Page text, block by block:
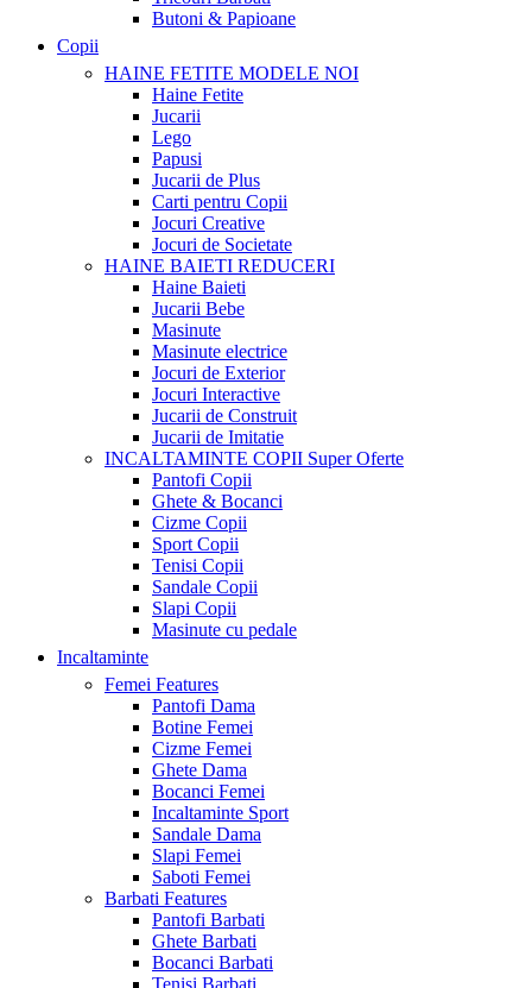
Butoni & Papioane
Copii
HAINE FETITE MODELE NOI
Haine Fetite
Jucarii
Lego
Papusi
Jucarii de Plus
Carti pentru Copii
Jocuri Creative
Jocuri de Societate
HAINE BAIETI REDUCERI
Haine Baieti
Jucarii Bebe
Masinute
Masinute electrice
Jocuri de Exterior
Jocuri Interactive
Jucarii de Construit
Jucarii de Imitatie
INCALTAMINTE COPII Super Oferte
Pantofi Copii
Ghete & Bocanci
Cizme Copii
Sport Copii
Tenisi Copii
Sandale Copii
Slapi Copii
Masinute cu pedale
Incaltaminte
Femei Features
Pantofi Dama
Botine Femei
Cizme Femei
Ghete Dama
Bocanci Femei
Incaltaminte Sport
Sandale Dama
Slapi Femei
Saboti Femei
Barbati Features
Pantofi Barbati
Ghete Barbati
Bocanci Barbati
Tenisi Barbati